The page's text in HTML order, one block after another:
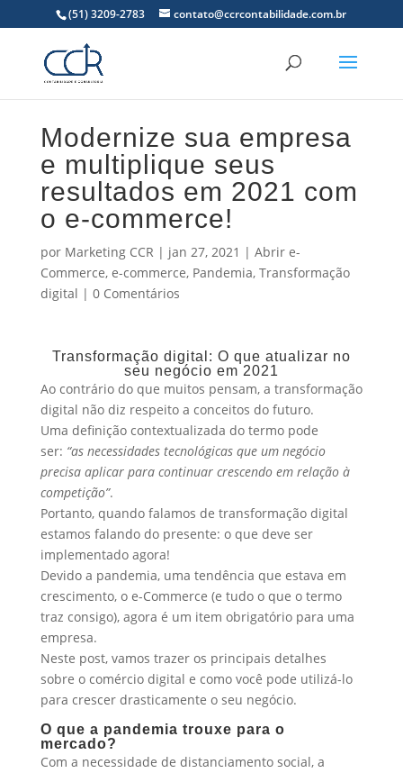
(51) 3209-2783 contato@ccrcontabilidade.com.br
Modernize sua empresa
e multiplique seus
resultados em 2021 com
o e-commerce!
por Marketing CCR | jan 27, 2021 | Abrir e-
Commerce, e-commerce, Pandemia, Transformação
digital | 0 Comentários
Transformação digital: O que atualizar no
seu negócio em 2021
Ao contrário do que muitos pensam, a transformação
digital não diz respeito a conceitos do futuro.
Uma definição contextualizada do termo pode
ser: “as necessidades tecnológicas que um negócio
precisa aplicar para continuar crescendo em relação à
competição”.
Portanto, quando falamos de transformação digital
estamos falando do presente: o que deve ser
implementado agora!
Devido a pandemia, uma tendência que estava em
crescimento, o e-Commerce (e tudo o que o termo
traz consigo), agora é um item obrigatório para uma
empresa.
Neste post, vamos trazer os principais detalhes
sobre o comércio digital e como você pode utilizá-lo
para crescer drasticamente o seu negócio.
O que a pandemia trouxe para o
mercado?
Com a necessidade de distanciamento social, a